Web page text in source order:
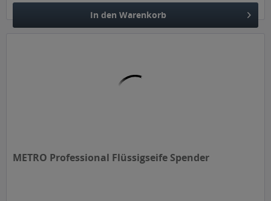
In den Warenkorb
METRO Professional Flüssigseife Spender